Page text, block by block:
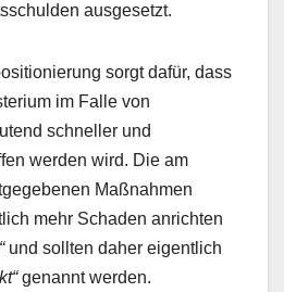
ausgesetzt.
sorgt dafür, dass
im Falle von
schneller und
werden wird. Die am
Maßnahmen
mehr Schaden anrichten
und sollten daher eigentlich
genannt werden.